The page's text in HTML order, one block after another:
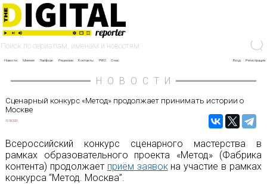
Новости Мнение Лайфхак Рецензии Контакты PRO О нас Вход Регистрация
НОВОСТИ
Сценарный конкурс «Метод» продолжает принимать истории о
Москве
01/03/2023
Всероссийский конкурс сценарного мастерства в
рамках образовательного проекта «Метод» (Фабрика
контента) продолжает приём заявокна участие в рамках
конкурса “Метод. Москва”.